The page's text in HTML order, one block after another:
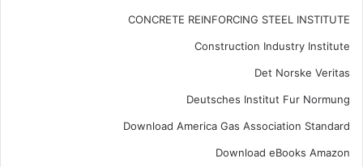
CONCRETE REINFORCING STEEL INSTITUTE
Construction Industry Institute
Det Norske Veritas
Deutsches Institut Fur Normung
Download America Gas Association Standard
Download eBooks Amazon